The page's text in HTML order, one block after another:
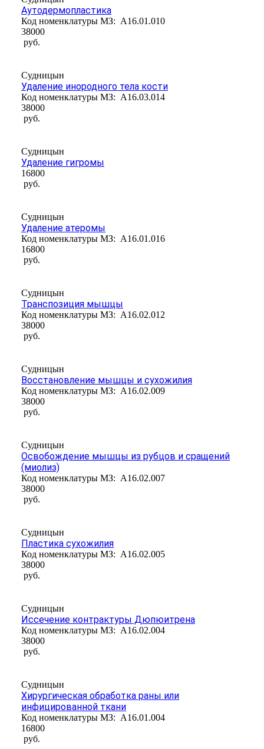
Аутодермопластика
Код номенклатуры МЗ: A16.01.010
38000
руб.
Судницын
Удаление инородного тела кости
Код номенклатуры МЗ: A16.03.014
38000
руб.
Судницын
Удаление гигромы
16800
руб.
Судницын
Удаление атеромы
Код номенклатуры МЗ: A16.01.016
16800
руб.
Судницын
Транспозиция мышцы
Код номенклатуры МЗ: A16.02.012
38000
руб.
Судницын
Восстановление мышцы и сухожилия
Код номенклатуры МЗ: A16.02.009
38000
руб.
Судницын
Освобождение мышцы из рубцов и сращений
(миолиз)
Код номенклатуры МЗ: A16.02.007
38000
руб.
Судницын
Пластика сухожилия
Код номенклатуры МЗ: A16.02.005
38000
руб.
Судницын
Иссечение контрактуры Дюпюитрена
Код номенклатуры МЗ: A16.02.004
38000
руб.
Судницын
Хирургическая обработка раны или
инфицированной ткани
Код номенклатуры МЗ: A16.01.004
16800
руб.